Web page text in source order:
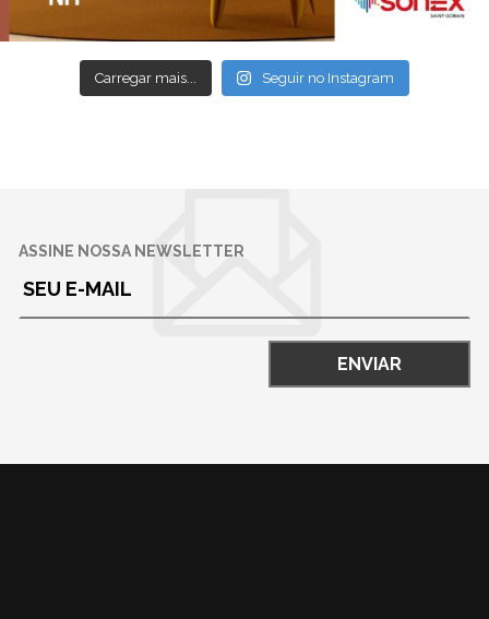
Carregar mais... Seguir no Instagram
ASSINE NOSSA NEWSLETTER